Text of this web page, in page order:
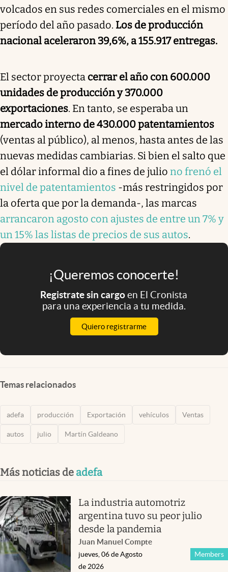
volcados en sus redes comerciales en el mismo
período del año pasado. Los de producción
nacional aceleraron 39,6%, a 155.917 entregas.
El sector proyecta cerrar el año con 600.000
unidades de producción y 370.000
exportaciones. En tanto, se esperaba un
mercado interno de 430.000 patentamientos
(ventas al público), al menos, hasta antes de las
nuevas medidas cambiarias. Si bien el salto que
el dólar informal dio a fines de julio no frenó el
nivel de patentamientos -más restringidos por
la oferta que por la demanda-, las marcas
arrancaron agosto con ajustes de entre un 7% y
un 15% las listas de precios de sus autos.
¡Queremos conocerte!
Registrate sin cargoen El Cronista
para una experiencia a tu medida.
Quiero registrarme
Temas relacionados
adefa producción Exportación vehículos Ventas
autos julio Martín Galdeano
Más noticias de adefa
La industria automotriz
argentina tuvo su peor julio
desde la pandemia
Juan Manuel Compte
Members
jueves, 06 de Agosto
de 2026